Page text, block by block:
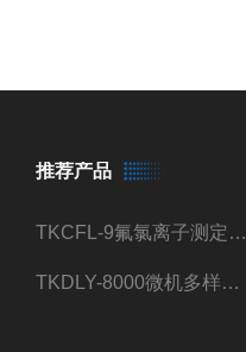
推荐产品
TKCFL-9氟氯离子测定仪自动煤质检测
TKDLY-8000微机多样测硫仪自动定硫仪化验室硫含量测定